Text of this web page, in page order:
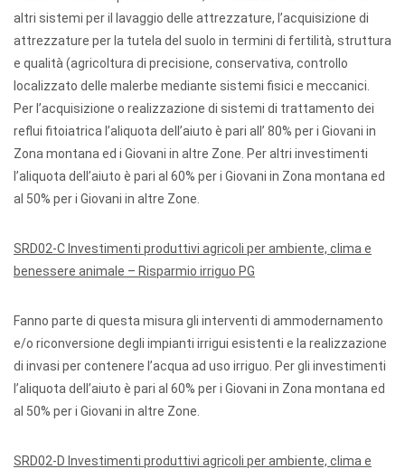
altri sistemi per il lavaggio delle attrezzature, l’acquisizione di
attrezzature per la tutela del suolo in termini di fertilità, struttura
e qualità (agricoltura di precisione, conservativa, controllo
localizzato delle malerbe mediante sistemi fisici e meccanici.
Per l’acquisizione o realizzazione di sistemi di trattamento dei
reflui fitoiatrica l’aliquota dell’aiuto è pari all’ 80% per i Giovani in
Zona montana ed i Giovani in altre Zone. Per altri investimenti
l’aliquota dell’aiuto è pari al 60% per i Giovani in Zona montana ed
al 50% per i Giovani in altre Zone.
SRD02-C Investimenti produttivi agricoli per ambiente, clima e
benessere animale – Risparmio irriguo PG
Fanno parte di questa misura gli interventi di ammodernamento
e/o riconversione degli impianti irrigui esistenti e la realizzazione
di invasi per contenere l’acqua ad uso irriguo. Per gli investimenti
l’aliquota dell’aiuto è pari al 60% per i Giovani in Zona montana ed
al 50% per i Giovani in altre Zone.
SRD02-D Investimenti produttivi agricoli per ambiente, clima e